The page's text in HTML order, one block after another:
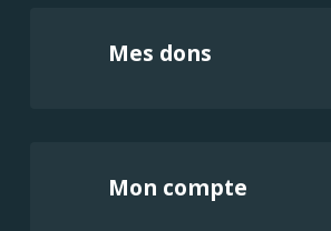
Mes dons
Mon compte